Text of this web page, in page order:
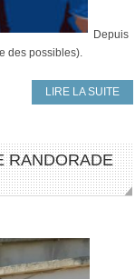
Depuis
des possibles).
LIRE LA SUITE
RANDORADE